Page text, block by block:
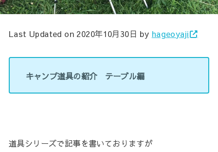
Last Updated on 2020年10月30日 by hageoyaji
キャンプ道具の紹介 テーブル編
道具シリーズで記事を書いておりますが